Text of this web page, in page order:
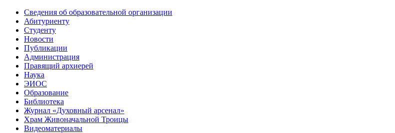
Сведения об образовательной организации
Абитуриенту
Студенту
Новости
Публикации
Администрация
Правящий архиерей
Наука
ЭИОС
Образование
Библиотека
Журнал «Духовный арсенал»
Храм Живоначальной Троицы
Видеоматериалы